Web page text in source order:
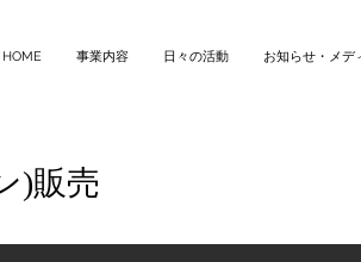
HOME 事業内容 日々の活動 お知らせ・メデ
)販売